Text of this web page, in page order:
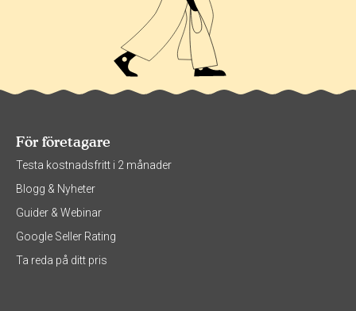
För företagare
Testa kostnadsfritt i 2 månader
Blogg & Nyheter
Guider & Webinar
Google Seller Rating
Ta reda på ditt pris